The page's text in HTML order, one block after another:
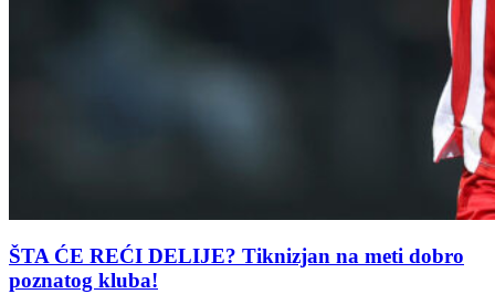
ŠTA ĆE REĆI DELIJE? Tiknizjan na meti dobro
poznatog kluba!